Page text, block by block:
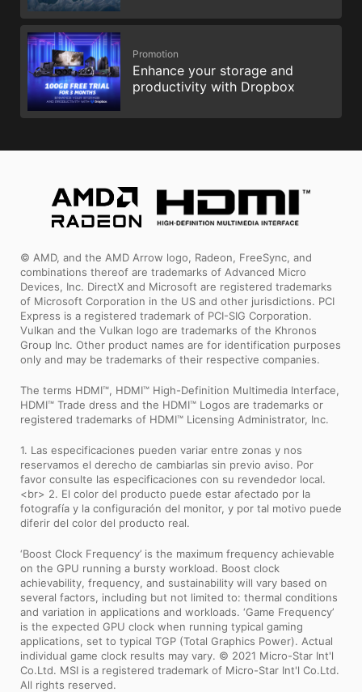
Promotion
Enhance your storage and
productivity with Dropbox
© AMD, and the AMD Arrow logo, Radeon, FreeSync, and
combinations thereof are trademarks of Advanced Micro
Devices, Inc. DirectX and Microsoft are registered trademarks
of Microsoft Corporation in the US and other jurisdictions. PCI
Express is a registered trademark of PCI-SIG Corporation.
Vulkan and the Vulkan logo are trademarks of the Khronos
Group Inc. Other product names are for identification purposes
only and may be trademarks of their respective companies.
The terms HDMI™, HDMI™ High-Definition Multimedia Interface,
HDMI™ Trade dress and the HDMI™ Logos are trademarks or
registered trademarks of HDMI™ Licensing Administrator, Inc.
1. Las especificaciones pueden variar entre zonas y nos
reservamos el derecho de cambiarlas sin previo aviso. Por
favor consulte las especificaciones con su revendedor local.
<br> 2. El color del producto puede estar afectado por la
fotografía y la configuración del monitor, y por tal motivo puede
diferir del color del producto real.
‘Boost Clock Frequency’ is the maximum frequency achievable
on the GPU running a bursty workload. Boost clock
achievability, frequency, and sustainability will vary based on
several factors, including but not limited to: thermal conditions
and variation in applications and workloads. ‘Game Frequency’
is the expected GPU clock when running typical gaming
applications, set to typical TGP (Total Graphics Power). Actual
individual game clock results may vary. © 2021 Micro-Star Int'l
Co.Ltd. MSI is a registered trademark of Micro-Star Int'l Co.Ltd.
All rights reserved.